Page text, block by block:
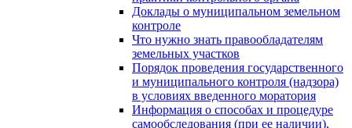
Доклады о муниципальном земельном
контроле
Что нужно знать правообладателям
земельных участков
Порядок проведения государственного
и муниципального контроля (надзора)
в условиях введенного моратория
Информация о способах и процедуре
самообследования (при ее наличии),